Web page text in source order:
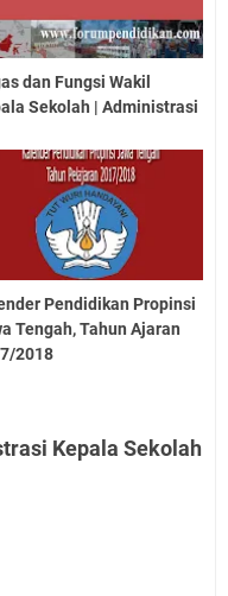
dan Fungsi Wakil
Sekolah | Administrasi
Pendidikan Propinsi
Tengah, Tahun Ajaran
2018
Kepala Sekolah